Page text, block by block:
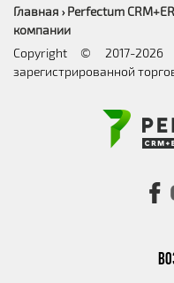
Главная › Perfectum
компании
Copyright © 2017-2026
зарегистрированной